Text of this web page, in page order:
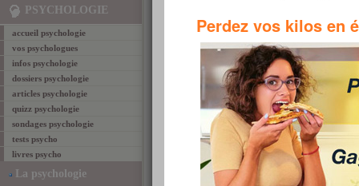
PSYCHOLOGIE
accueil psychologie
vos psychologues
infos psychologie
dossiers psychologie
articles psychologie
quizz psychologie
sondages psychologie
tests psycho
livres psycho
La psychologie
confiance
Retrouvez ci-dessous les1article
Comment
Rien ne sert de se
dans la vie. On peut
le comportement
en général ?
Perdez vos kilos en